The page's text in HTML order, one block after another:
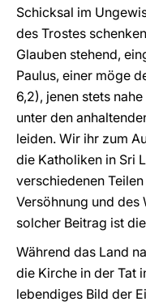
Schicksal im
des Trostes
Glauben stehend,
Paulus, einer möge
6,2), jenen stets
unter den
leiden. Wir ihr zum
die Katholiken in Sri
verschiedenen
Versöhnung und des
solcher Beitrag ist
Während das Land
die Kirche in der Tat
lebendiges Bild der